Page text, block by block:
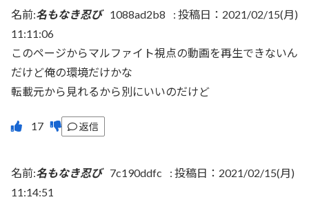
名前:名もなき忍び 1088ad2b8 : 投稿日：2021/02/15(月)
11:11:06
このページからマルファイト視点の動画を再生できないん
だけど俺の環境だけかな
転載元から見れるから別にいいのだけど
返信
名前:名もなき忍び 7c190ddfc : 投稿日：2021/02/15(月)
11:14:51